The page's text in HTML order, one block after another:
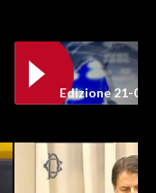
Edizione 21-05-